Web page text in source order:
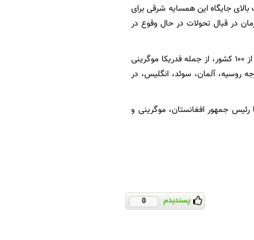
جایگاه این همسایه شرقی برای
در قبال تحولات در حال وقوع در
علاوه بر اشرف غنی رئیس جمهور و عبدالله عبدالله رئیس اجرایی دولت ملی افغانستان، مقاماتی از بیش از ۱۰۰ کشور، از جمله فدریکا موگرینی
روسیه، آلمان، سوئد، انگلیس، در
جمهور افغانستان، موگرینی و
پسندیدم 0